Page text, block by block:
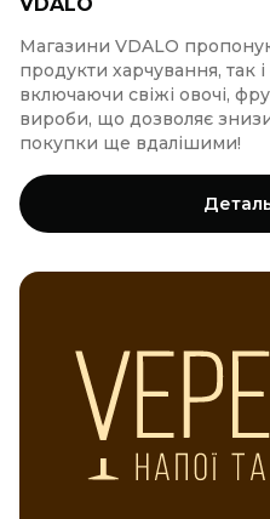
Магазини VDALO
продукти харчування, так і
включаючи свіжі овочі,
вироби, що дозволяє
покупки ще вдалішими!​